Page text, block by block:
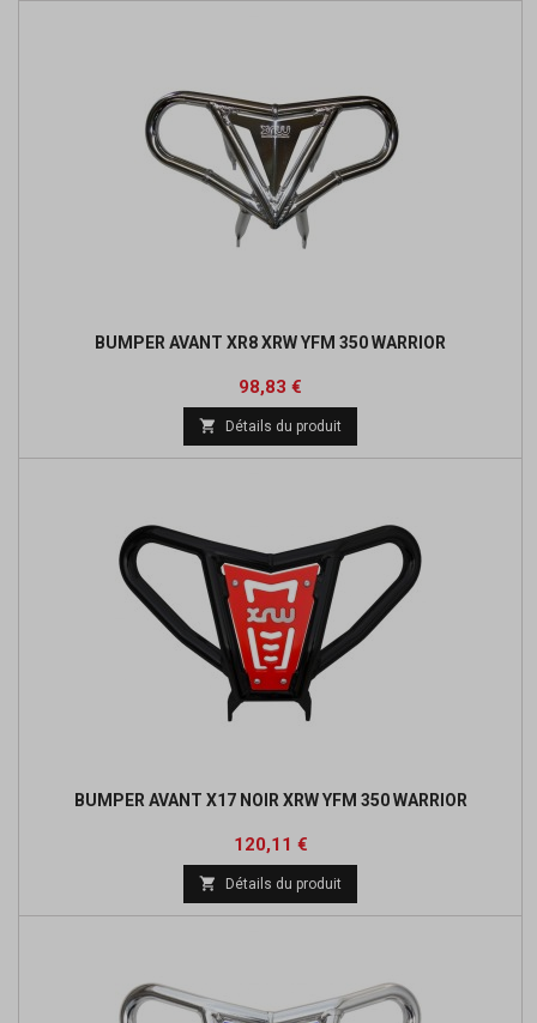
BUMPER AVANT XR8 XRW YFM 350 WARRIOR
Prix
98,83 €
base
 Détails du produit
BUMPER AVANT X17 NOIR XRW YFM 350 WARRIOR
Prix
120,11 €Prix
de
base
 Détails du produit